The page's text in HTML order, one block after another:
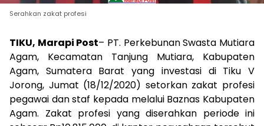
Serahkan zakat profesi
TIKU, Marapi Post– PT. Perkebunan Swasta Mutiara
Agam, Kecamatan Tanjung Mutiara, Kabupaten
Agam, Sumatera Barat yang investasi di Tiku V
Jorong, Jumat (18/12/2020) setorkan zakat profesi
pegawai dan staf kepada melalui Baznas Kabupaten
Agam. Zakat profesi yang diserahkan periode ini